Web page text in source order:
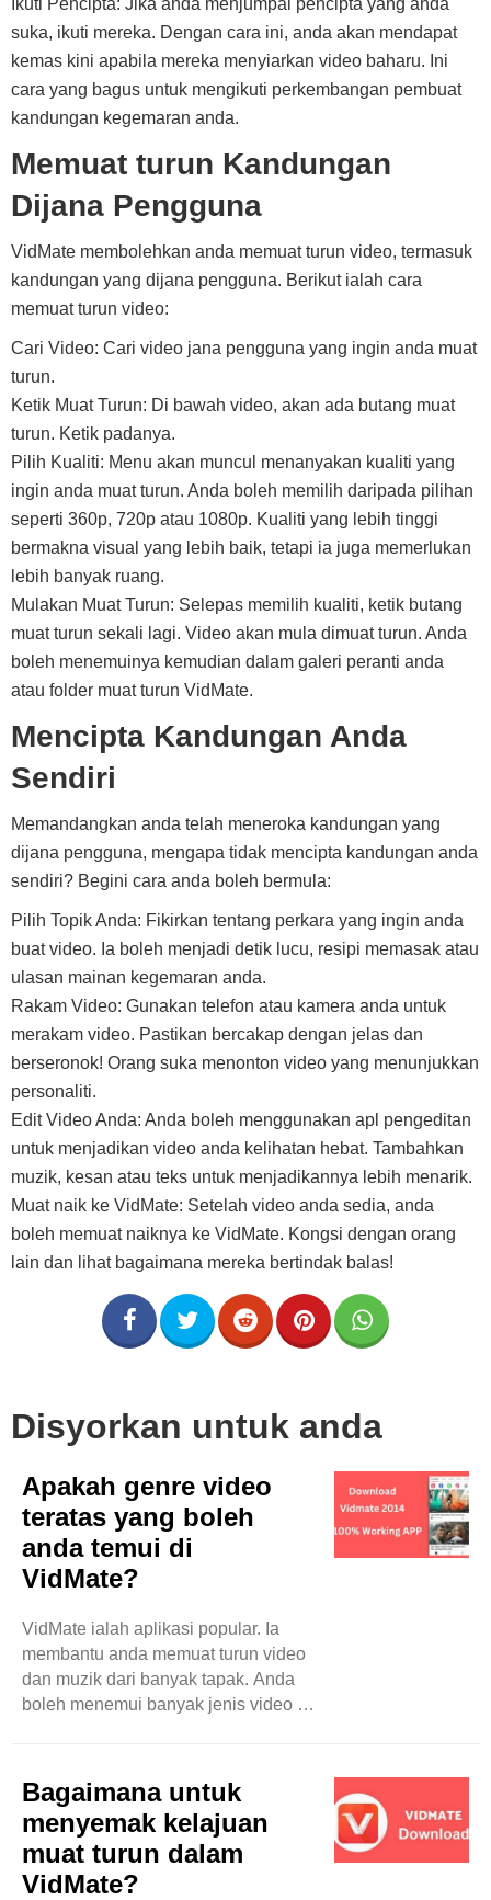
Ikuti Pencipta: Jika anda menjumpai pencipta yang anda
suka, ikuti mereka. Dengan cara ini, anda akan mendapat
kemas kini apabila mereka menyiarkan video baharu. Ini
cara yang bagus untuk mengikuti perkembangan pembuat
kandungan kegemaran anda.
Memuat turun Kandungan
Dijana Pengguna
VidMate membolehkan anda memuat turun video, termasuk
kandungan yang dijana pengguna. Berikut ialah cara
memuat turun video:
Cari Video: Cari video jana pengguna yang ingin anda muat
turun.
Ketik Muat Turun: Di bawah video, akan ada butang muat
turun. Ketik padanya.
Pilih Kualiti: Menu akan muncul menanyakan kualiti yang
ingin anda muat turun. Anda boleh memilih daripada pilihan
seperti 360p, 720p atau 1080p. Kualiti yang lebih tinggi
bermakna visual yang lebih baik, tetapi ia juga memerlukan
lebih banyak ruang.
Mulakan Muat Turun: Selepas memilih kualiti, ketik butang
muat turun sekali lagi. Video akan mula dimuat turun. Anda
boleh menemuinya kemudian dalam galeri peranti anda
atau folder muat turun VidMate.
Mencipta Kandungan Anda
Sendiri
Memandangkan anda telah meneroka kandungan yang
dijana pengguna, mengapa tidak mencipta kandungan anda
sendiri? Begini cara anda boleh bermula:
Pilih Topik Anda: Fikirkan tentang perkara yang ingin anda
buat video. Ia boleh menjadi detik lucu, resipi memasak atau
ulasan mainan kegemaran anda.
Rakam Video: Gunakan telefon atau kamera anda untuk
merakam video. Pastikan bercakap dengan jelas dan
berseronok! Orang suka menonton video yang menunjukkan
personaliti.
Edit Video Anda: Anda boleh menggunakan apl pengeditan
untuk menjadikan video anda kelihatan hebat. Tambahkan
muzik, kesan atau teks untuk menjadikannya lebih menarik.
Muat naik ke VidMate: Setelah video anda sedia, anda
boleh memuat naiknya ke VidMate. Kongsi dengan orang
lain dan lihat bagaimana mereka bertindak balas!
Disyorkan untuk anda
Apakah genre video
teratas yang boleh
anda temui di
VidMate?
VidMate ialah aplikasi popular. Ia
membantu anda memuat turun video
dan muzik dari banyak tapak. Anda
boleh menemui banyak jenis video di
boleh anda temui pada aplikasi ini.
Mari kita meneroka bersama-sama!
Video Muzik Salah satu genre yang
paling popular di VidMate ialah video
muzik. Anda boleh mencari video
Bagaimana untuk
menyemak kelajuan
muat turun dalam
VidMate?